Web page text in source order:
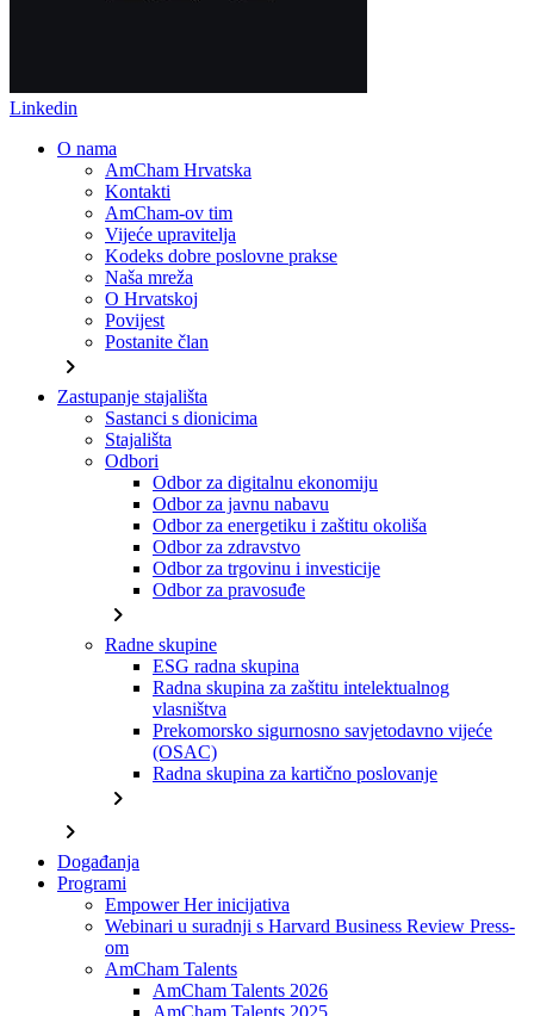
Linkedin
O nama
AmCham Hrvatska
Kontakti
AmCham-ov tim
Vijeće upravitelja
Kodeks dobre poslovne prakse
Naša mreža
O Hrvatskoj
Povijest
Postanite član
chevron_right
Zastupanje stajališta
Sastanci s dionicima
Stajališta
Odbori
Odbor za digitalnu ekonomiju
Odbor za javnu nabavu
Odbor za energetiku i zaštitu okoliša
Odbor za zdravstvo
Odbor za trgovinu i investicije
Odbor za pravosuđe
chevron_right
Radne skupine
ESG radna skupina
Radna skupina za zaštitu intelektualnog
vlasništva
Prekomorsko sigurnosno savjetodavno vijeće
(OSAC)
Radna skupina za kartično poslovanje
chevron_right
chevron_right
Događanja
Programi
Empower Her inicijativa
Webinari u suradnji s Harvard Business Review Press-
om
AmCham Talents
AmCham Talents 2026
AmCham Talents 2025